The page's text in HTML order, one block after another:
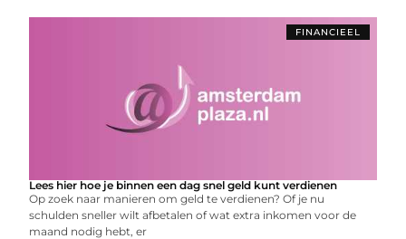
FINANCIEEL
Lees hier hoe je binnen een dag snel geld kunt verdienen
Op zoek naar manieren om geld te verdienen? Of je nu
schulden sneller wilt afbetalen of wat extra inkomen voor de
maand nodig hebt, er